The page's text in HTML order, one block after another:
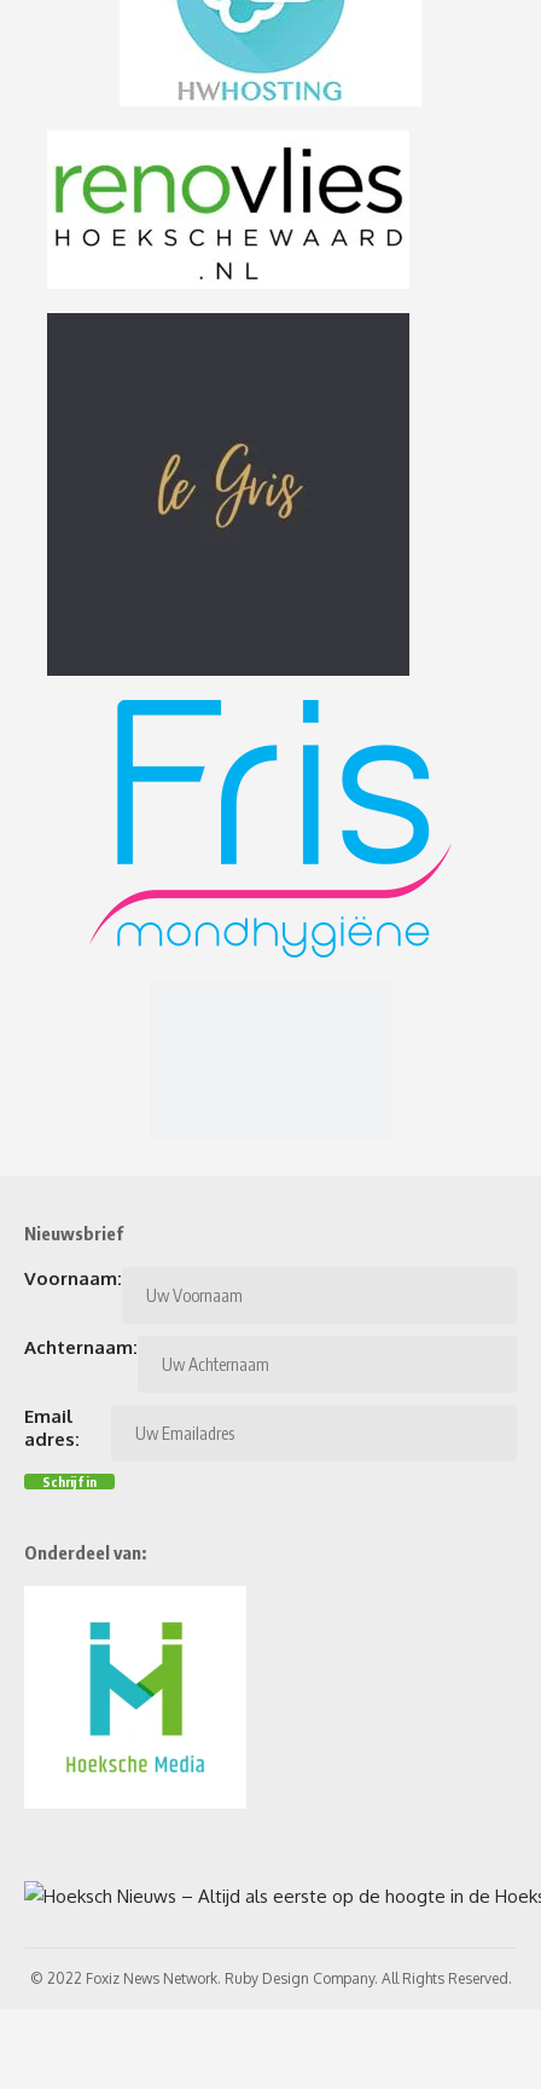
Nieuwsbrief
Voornaam:
Achternaam:
Email
adres:
Onderdeel van:
© 2022 Foxiz News Network. Ruby Design Company. All Rights Reserved.